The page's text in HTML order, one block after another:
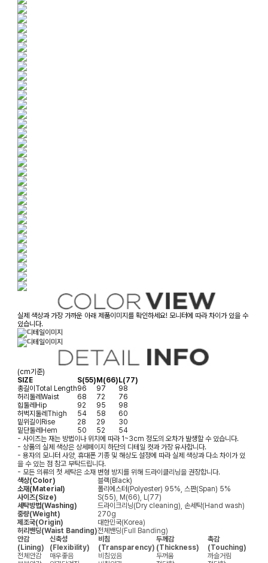
실제 색상과 가장 가까운 아래 제품이미지를 확인하세요! 모니터에 따라 차이가 있을 수
있습니다.
(cm기준)
SIZE
S(55)M(66)L(77)
총길이Total Length96 97
98
허리둘레Waist 68 72
76
힙둘레Hip 92 95
98
허벅지둘레Thigh 54 58
60
밑위길이Rise 28 29
30
밑단둘레Hem 50 52
54
- 사이즈는 재는 방법이나 위치에 따라 1~3cm 정도의 오차가 발생할 수 있습니다.
- 상품의 실제 색상은 상세페이지 하단의 디테일 컷과 가장 유사합니다.
- 용자의 모니터 사양, 휴대폰 기종 및 해상도 설정에 따라 실제 색상과 다소 차이가 있
을 수 있는 점 참고 부탁드립니다.
- 모든 의류의 첫 세탁은 소재 변형 방지를 위해 드라이클리닝을 권장합니다.
색상(Color)
블랙(Black)
소재(Material)
폴리에스터(Polyester) 95%, 스판(Span) 5%
사이즈(Size)
S(55), M(66), L(77)
세탁방법(Washing)
드라이크리닝(Dry cleaning), 손세탁(Hand wash)
중량(Weight)
270g
제조국(Origin)
대한민국(Korea)
허리밴딩(Waist Banding)전체밴딩(Full Banding)
안감
(Lining)
신축성
(Flexibility)
비침
(Transparency)
두께감
(Thickness)
촉감
(Touching)
전체안감
매우좋음 비침있음 두꺼움
까슬거림